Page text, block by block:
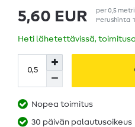
5,60 EUR per0,5
Perushinta
Heti lähetettävissä,
Nopea toimitus
30 päivän palautusoikeus